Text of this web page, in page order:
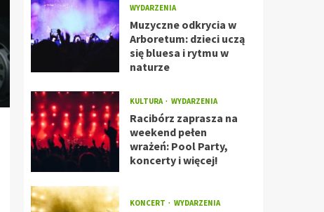
WYDARZENIA
Muzyczne odkrycia w
Arboretum: dzieci uczą
się bluesa i rytmu w
naturze
KULTURA WYDARZENIA
Racibórz zaprasza na
weekend pełen
wrażeń: Pool Party,
koncerty i więcej!
KONCERT WYDARZENIA